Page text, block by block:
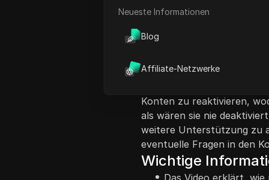
Neueste Informationen
Blog
Affiliate-Netzwerke
deaktiviertes X (ehemals
Wichtigkeit hervor,
um das Konto
wo sie sich mit ihrer E-
Konten zu reaktivieren,
als wären sie nie
weitere Unterstützung zu
eventuelle Fragen in den
Wichtige
Das Video erklärt,